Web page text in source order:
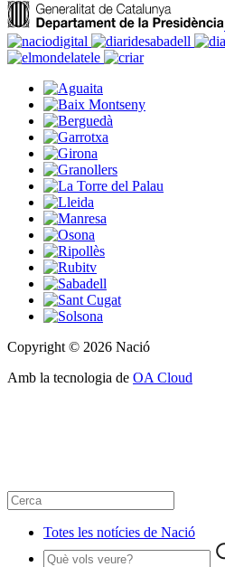
Copyright © 2026 Nació
Amb la tecnologia de OA Cloud
Totes les notícies de Nació